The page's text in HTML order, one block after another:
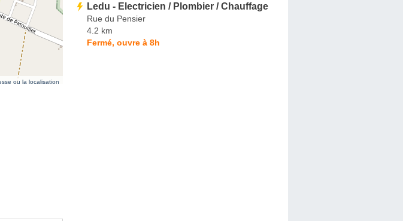
ou la localisation
Ledu - Electricien / Plombier / Chauffage
Rue du Pensier
4.2 km
Fermé, ouvre à 8h